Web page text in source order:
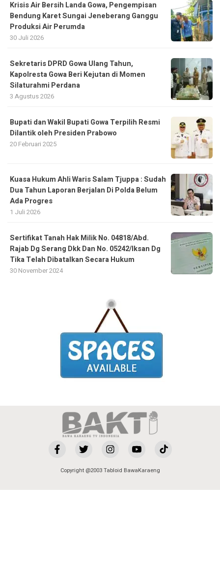
Krisis Air Bersih Landa Gowa, Pengempisan
Bendung Karet Sungai Jeneberang Ganggu
Produksi Air Perumda
30 Juli 2026
Sekretaris DPRD Gowa Ulang Tahun,
Kapolresta Gowa Beri Kejutan di Momen
Silaturahmi Perdana
3 Agustus 2026
Bupati dan Wakil Bupati Gowa Terpilih Resmi
Dilantik oleh Presiden Prabowo
20 Februari 2025
Kuasa Hukum Ahli Waris Salam Tjuppa : Sudah
Dua Tahun Laporan Berjalan Di Polda Belum
Ada Progres
1 Juli 2026
Sertifikat Tanah Hak Milik No. 04818/Abd.
Rajab Dg Serang Dkk Dan No. 05242/Iksan Dg
Tika Telah Dibatalkan Secara Hukum
30 November 2024
Copyright @2003 Tabloid BawaKaraeng